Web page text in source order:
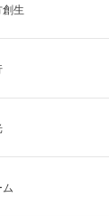
創生
ム